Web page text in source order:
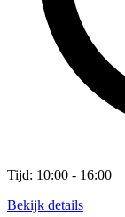
Tijd: 10:00 - 16:00
Bekijk details